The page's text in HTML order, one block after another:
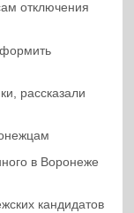
отключения
рассказали
в Воронеже
кандидатов